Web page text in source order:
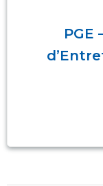
PGE